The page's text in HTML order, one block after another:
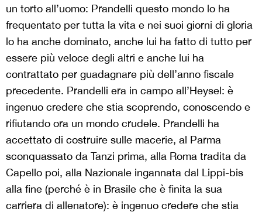
un torto all’uomo: Prandelli questo mondo lo ha
frequentato per tutta la vita e nei suoi giorni di gloria
lo ha anche dominato, anche lui ha fatto di tutto per
essere più veloce degli altri e anche lui ha
contrattato per guadagnare più dell’anno fiscale
precedente. Prandelli era in campo all’Heysel: è
ingenuo credere che stia scoprendo, conoscendo e
rifiutando ora un mondo crudele. Prandelli ha
accettato di costruire sulle macerie, al Parma
sconquassato da Tanzi prima, alla Roma tradita da
Capello poi, alla Nazionale ingannata dal Lippi-bis
alla fine (perché è in Brasile che è finita la sua
carriera di allenatore): è ingenuo credere che stia